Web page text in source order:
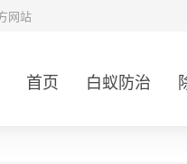
网站
首页 白蚁防治